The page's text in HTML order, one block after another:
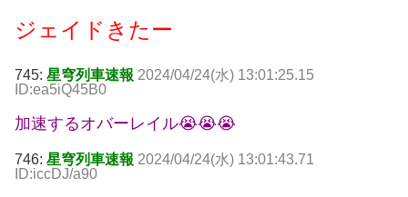
ジェイドきたー
745: 星穹列車速報 2024/04/24(水) 13:01:25.15
ID:ea5iQ45B0
加速するオバーレイル😭😭😭
746: 星穹列車速報 2024/04/24(水) 13:01:43.71
ID:iccDJ/a90